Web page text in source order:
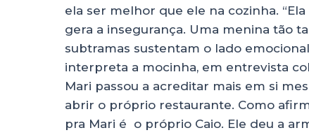
ela ser melhor que ele na cozinha.
gera a insegurança. Uma menina tão
subtramas sustentam o lado
interpreta a mocinha, em entrevista
Mari passou a acreditar mais em si
abrir o próprio restaurante. Como
pra Mari é o próprio Caio. Ele deu a